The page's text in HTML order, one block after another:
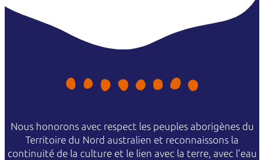
Nous honorons avec respect les peuples aborigènes du
Territoire du Nord australien et reconnaissons la
continuité de la culture et le lien avec la terre, avec l'eau